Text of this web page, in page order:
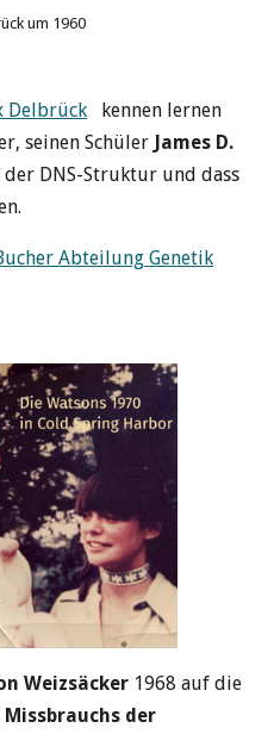
um 1960
Delbrück
kennen lernen
seinen Schüler James D.
DNS-Struktur und dass
Abteilung Genetik
Weizsäcker 1968 auf die
der